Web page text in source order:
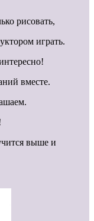
рисовать,
играть.
вместе.
выше и